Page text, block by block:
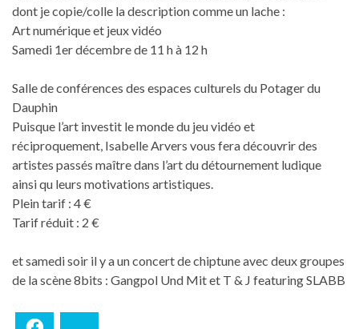
dont je copie/colle la description comme un lache :
Art numérique et jeux vidéo
Samedi 1er décembre de 11 h à 12 h
Salle de conférences des espaces culturels du Potager du
Dauphin
Puisque l’art investit le monde du jeu vidéo et
réciproquement, Isabelle Arvers vous fera découvrir des
artistes passés maître dans l’art du détournement ludique
ainsi qu leurs motivations artistiques.
Plein tarif : 4 €
Tarif réduit : 2 €
et samedi soir il y a un concert de chiptune avec deux groupes
de la scène 8bits : Gangpol Und Mit et T & J featuring SLABB